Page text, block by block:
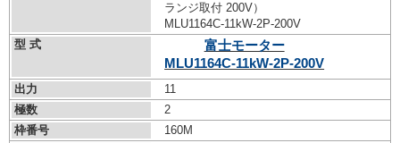
ランジ取付 200V）
MLU1164C-11kW-2P-200V
型 式
富士モーター
MLU1164C-11kW-2P-200V
出力
11
極数
2
枠番号
160M